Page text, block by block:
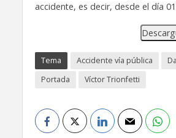
accidente, es decir, desde el día
Tema Accidente vía pública
Portada
Víctor Trionfetti